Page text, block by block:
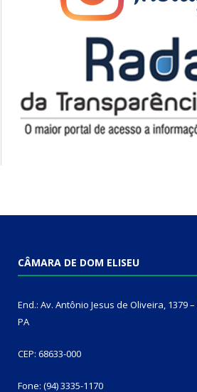
CÂMARA DE DOM ELISEU
End.: Av. Antônio Jesus de Oliveira, 1379
PA
CEP: 68633-000
Fone: (94) 3335-1170